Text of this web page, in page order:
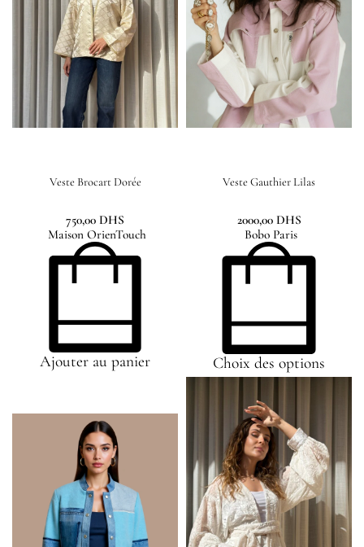
Veste Brocart Dorée
Maison OrienTouch
750,00 DHS
Ajouter au panier
Veste Gauthier Lilas
Bobo Paris
2000,00 DHS
Choix des options